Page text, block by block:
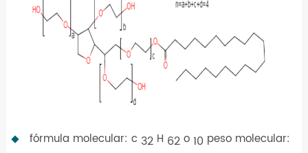
fórmula molecular: c 32 H 62 o 10 peso molecular: